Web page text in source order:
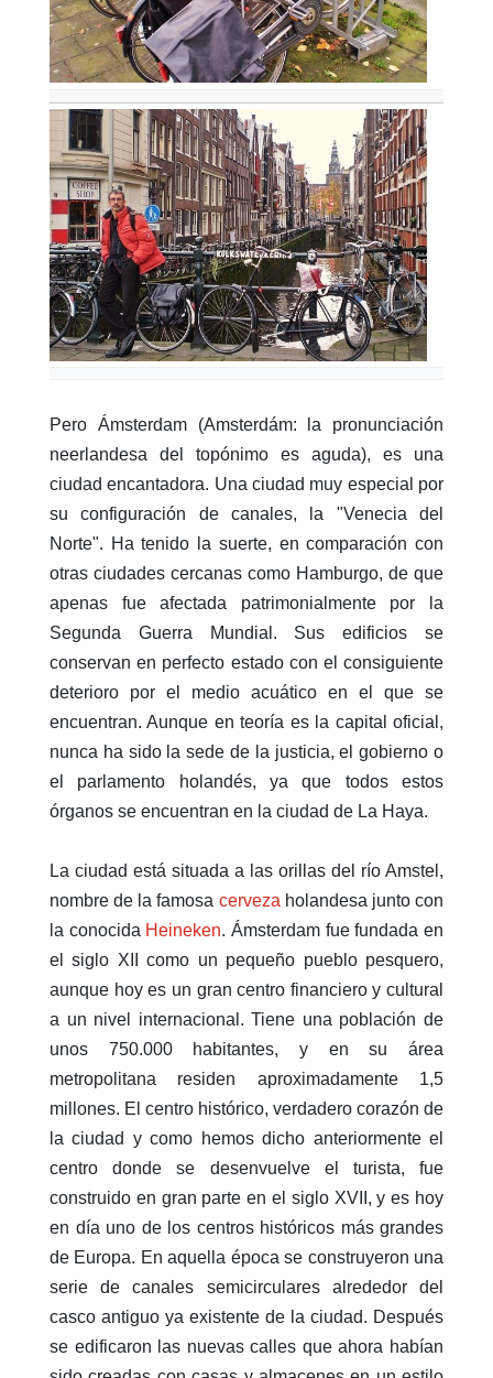
Pero Ámsterdam (Amsterdám: la pronunciación
neerlandesa del topónimo es aguda), es una
ciudad encantadora. Una ciudad muy especial por
su configuración de canales, la "Venecia del
Norte". Ha tenido la suerte, en comparación con
otras ciudades cercanas como Hamburgo, de que
apenas fue afectada patrimonialmente por la
Segunda Guerra Mundial. Sus edificios se
conservan en perfecto estado con el consiguiente
deterioro por el medio acuático en el que se
encuentran. Aunque en teoría es la capital oficial,
nunca ha sido la sede de la justicia, el gobierno o
el parlamento holandés, ya que todos estos
órganos se encuentran en la ciudad de La Haya.
La ciudad está situada a las orillas del río Amstel,
nombre de la famosa cerveza holandesa junto con
la conocida Heineken. Ámsterdam fue fundada en
el siglo XII como un pequeño pueblo pesquero,
aunque hoy es un gran centro financiero y cultural
a un nivel internacional. Tiene una población de
unos 750.000 habitantes, y en su área
metropolitana residen aproximadamente 1,5
millones. El centro histórico, verdadero corazón de
la ciudad y como hemos dicho anteriormente el
centro donde se desenvuelve el turista, fue
construido en gran parte en el siglo XVII, y es hoy
en día uno de los centros históricos más grandes
de Europa. En aquella época se construyeron una
serie de canales semicirculares alrededor del
casco antiguo ya existente de la ciudad. Después
se edificaron las nuevas calles que ahora habían